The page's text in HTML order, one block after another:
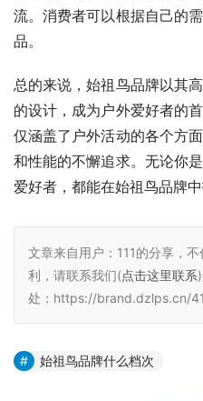
流。消费者可以根据自己的
品。
总的来说，始祖鸟品牌以其
的设计，成为户外爱好者的
仅涵盖了户外活动的各个方
和性能的不懈追求。无论你
爱好者，都能在始祖鸟品牌
文章来自用户：111的分享，
利，请联系我们(点击这里联系
处：https://brand.dzlps.cn/
始祖鸟品牌什么档次